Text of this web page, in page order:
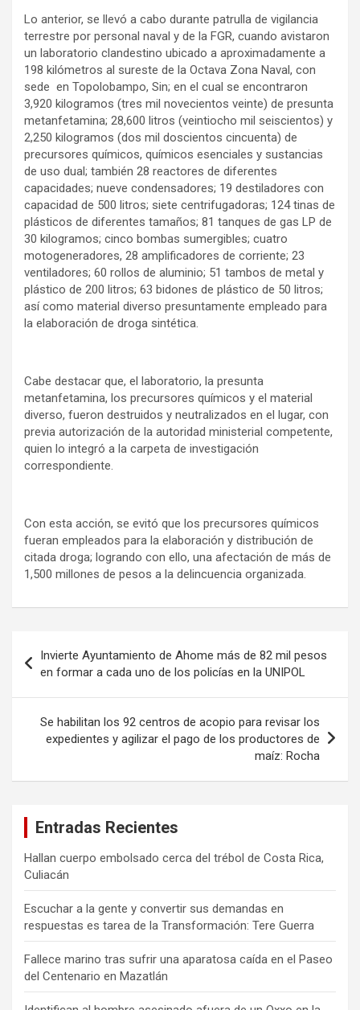
Lo anterior, se llevó a cabo durante patrulla de vigilancia
terrestre por personal naval y de la FGR, cuando avistaron
un laboratorio clandestino ubicado a aproximadamente a
198 kilómetros al sureste de la Octava Zona Naval, con
sede en Topolobampo, Sin; en el cual se encontraron
3,920 kilogramos (tres mil novecientos veinte) de presunta
metanfetamina; 28,600 litros (veintiocho mil seiscientos) y
2,250 kilogramos (dos mil doscientos cincuenta) de
precursores químicos, químicos esenciales y sustancias
de uso dual; también 28 reactores de diferentes
capacidades; nueve condensadores; 19 destiladores con
capacidad de 500 litros; siete centrifugadoras; 124 tinas de
plásticos de diferentes tamaños; 81 tanques de gas LP de
30 kilogramos; cinco bombas sumergibles; cuatro
motogeneradores, 28 amplificadores de corriente; 23
ventiladores; 60 rollos de aluminio; 51 tambos de metal y
plástico de 200 litros; 63 bidones de plástico de 50 litros;
así como material diverso presuntamente empleado para
la elaboración de droga sintética.
Cabe destacar que, el laboratorio, la presunta
metanfetamina, los precursores químicos y el material
diverso, fueron destruidos y neutralizados en el lugar, con
previa autorización de la autoridad ministerial competente,
quien lo integró a la carpeta de investigación
correspondiente.
Con esta acción, se evitó que los precursores químicos
fueran empleados para la elaboración y distribución de
citada droga; logrando con ello, una afectación de más de
1,500 millones de pesos a la delincuencia organizada.
de
entradas
Invierte Ayuntamiento de Ahome más de 82 mil pesos
en formar a cada uno de los policías en la UNIPOL
Se habilitan los 92 centros de acopio para revisar los
expedientes y agilizar el pago de los productores de
maíz: Rocha
Entradas Recientes
Hallan cuerpo embolsado cerca del trébol de Costa Rica,
Culiacán
Escuchar a la gente y convertir sus demandas en
respuestas es tarea de la Transformación: Tere Guerra
Fallece marino tras sufrir una aparatosa caída en el Paseo
del Centenario en Mazatlán